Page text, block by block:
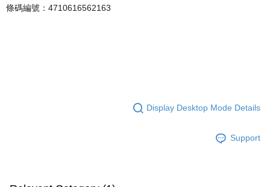
條碼編號：4710616562163
Display Desktop Mode Details
Support